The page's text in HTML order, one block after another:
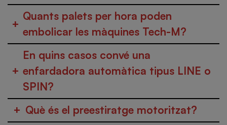
+
Quants palets per hora poden
embolicar les màquines Tech-M?
+
En quins casos convé una
enfardadora automàtica tipus LINE o
SPIN?
+ Què és el preestiratge motoritzat?